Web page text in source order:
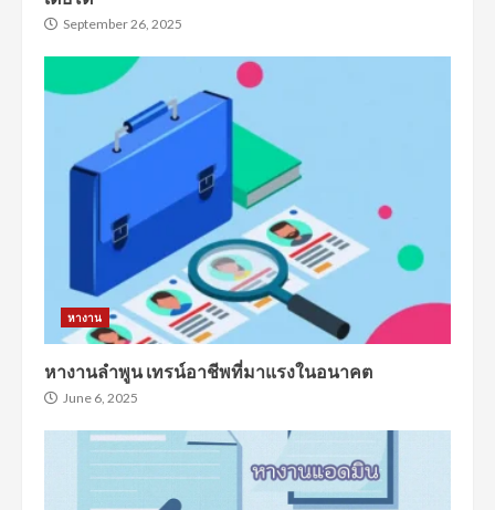
September 26, 2025
หางาน
หางานลำพูน เทรน์อาชีพที่มาแรงในอนาคต
June 6, 2025